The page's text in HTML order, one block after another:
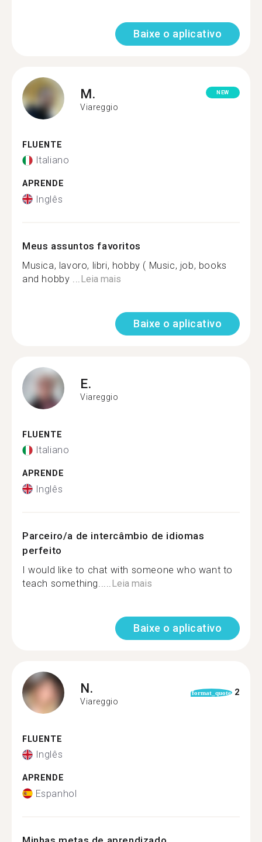
Baixe o aplicativo
M.
Viareggio
NEW
FLUENTE
Italiano
APRENDE
Inglês
Meus assuntos favoritos
Musica, lavoro, libri, hobby ( Music, job, books
and hobby ... Leia mais
Baixe o aplicativo
E.
Viareggio
FLUENTE
Italiano
APRENDE
Inglês
Parceiro/a de intercâmbio de idiomas
perfeito
I would like to chat with someone who want to
teach something..... Leia mais
Baixe o aplicativo
N.
Viareggio
format_quote 2
FLUENTE
Inglês
APRENDE
Espanhol